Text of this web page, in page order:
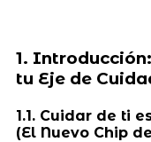
1.
tu Eje de
1.1. Cuidar de ti
(El Nuevo Chip